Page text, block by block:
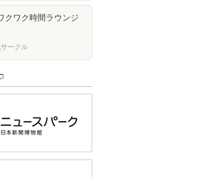
クワク時間ラウンジ
ークル